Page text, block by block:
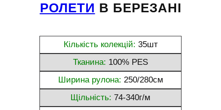
РОЛЕТИ В БЕРЕЗАНІ
Кількість колекцій: 35шт
Тканина: 100% PES
Ширина рулона: 250/280см
Щільність: 74-340г/м